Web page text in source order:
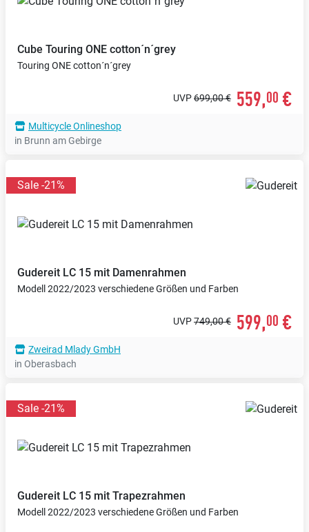
Cube Touring ONE cotton´n´grey
Touring ONE cotton´n´grey
UVP699,00 € 559,00 €
Multicycle Onlineshop
in Brunn am Gebirge
Sale -21%
Gudereit LC 15 mit Damenrahmen
Modell 2022/2023 verschiedene Größen und Farben
UVP749,00 € 599,00 €
Zweirad Mlady GmbH
in Oberasbach
Sale -21%
Gudereit LC 15 mit Trapezrahmen
Modell 2022/2023 verschiedene Größen und Farben